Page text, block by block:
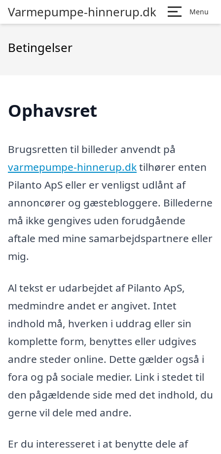
Varmepumpe-hinnerup.dk Menu
Betingelser
Ophavsret
Brugsretten til billeder anvendt på
varmepumpe-hinnerup.dktilhører enten
Pilanto ApS eller er venligst udlånt af
annoncører og gæstebloggere. Billederne
må ikke gengives uden forudgående
aftale med mine samarbejdspartnere eller
mig.
Al tekst er udarbejdet af Pilanto ApS,
medmindre andet er angivet. Intet
indhold må, hverken i uddrag eller sin
komplette form, benyttes eller udgives
andre steder online. Dette gælder også i
fora og på sociale medier. Link i stedet til
den pågældende side med det indhold, du
gerne vil dele med andre.
Er du interesseret i at benytte dele af